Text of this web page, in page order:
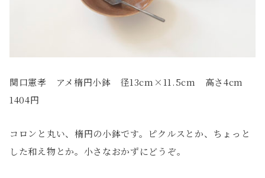
関口憲孝 アメ楕円小鉢 径13cm×11.5cm 高さ4cm
1404円
コロンと丸い、楕円の小鉢です。ピクルスとか、ちょっと
した和え物とか。小さなおかずにどうぞ。